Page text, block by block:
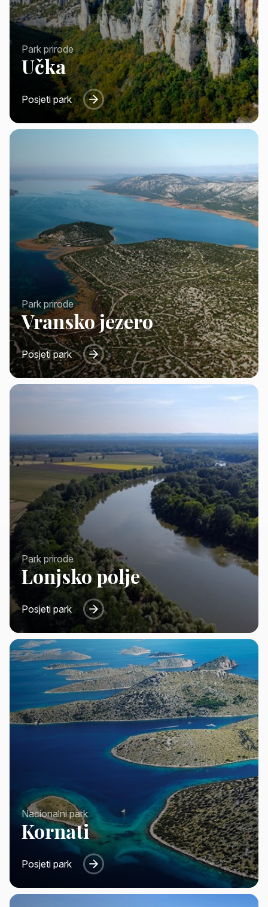
Park prirode
Učka
Posjeti park
Park prirode
Vransko jezero
Posjeti park
Park prirode
Lonjsko polje
Posjeti park
Nacionalni park
Kornati
Posjeti park